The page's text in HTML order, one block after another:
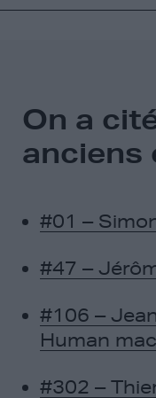
On a
anciens
#01 –
#47 –
#106 –
Human
#302 –